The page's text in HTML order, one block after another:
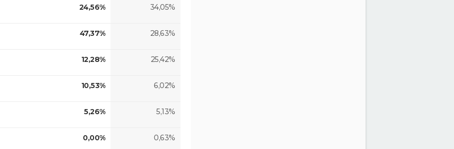
24,56% 34,05%
47,37% 28,63%
12,28% 25,42%
10,53% 6,02%
5,26% 5,13%
0,00% 0,63%